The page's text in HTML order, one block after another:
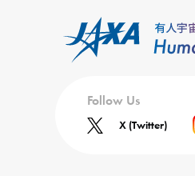
Follow Us
X (Twitter)